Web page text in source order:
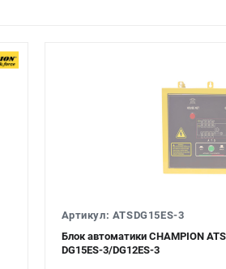
Артикул: ATSDG15ES-3
Блок автоматики CHAMPION
DG15ES-3/DG12ES-3